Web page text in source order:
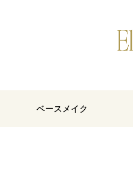
ベースメイク